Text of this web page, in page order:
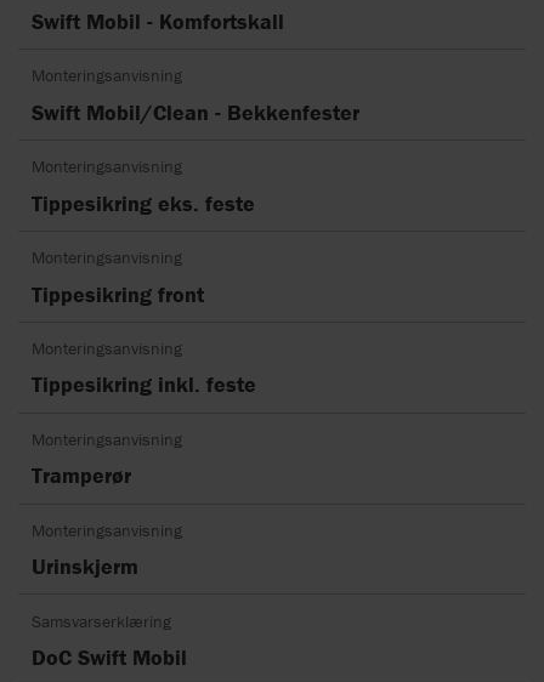
Swift Mobil - Komfortskall
Monteringsanvisning
Swift Mobil/Clean - Bekkenfester
Monteringsanvisning
Tippesikring eks. feste
Monteringsanvisning
Tippesikring front
Monteringsanvisning
Tippesikring inkl. feste
Monteringsanvisning
Tramperør
Monteringsanvisning
Urinskjerm
Samsvarserklæring
DoC Swift Mobil